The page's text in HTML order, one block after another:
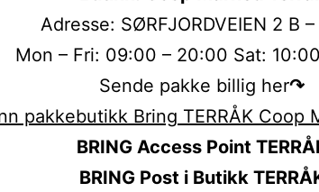
Adresse: SØRFJORDVEIEN 2 B
Mon – Fri: 09:00 – 20:00 Sat:
Sende pakke billig her↷
BRING Access Point
BRING Post i Butikk